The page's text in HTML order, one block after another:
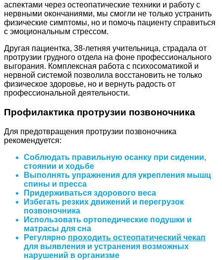
аспектами через остеопатические техники и работу с
нервными окончаниями, мы смогли не только устранить
физические симптомы, но и помочь пациенту справиться
с эмоциональным стрессом.
Другая пациентка, 38-летняя учительница, страдала от
протрузии грудного отдела на фоне профессионального
выгорания. Комплексная работа с психосоматикой и
нервной системой позволила восстановить не только
физическое здоровье, но и вернуть радость от
профессиональной деятельности.
Профилактика протрузии позвоночника
Для предотвращения протрузии позвоночника
рекомендуется:
Соблюдать правильную осанку при сидении,
стоянии и ходьбе
Выполнять упражнения для укрепления мышц
спины и пресса
Придерживаться здорового веса
Избегать резких движений и перегрузок
позвоночника
Использовать ортопедические подушки и
матрасы для сна
Регулярно проходить остеопатический чекап
для выявления и устранения возможных
нарушений в организме